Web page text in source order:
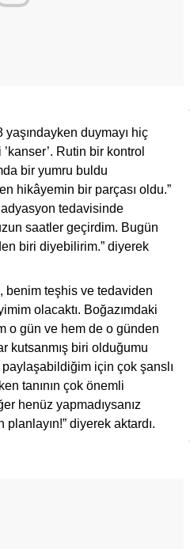
yaşındayken duymayı hiç
Rutin bir kontrol
bir yumru buldu
hikâyemin bir parçası oldu.”
tedavisinde
saatler geçirdim. Bugün
biri diyebilirim.” diyerek
benim teşhis ve tedaviden
olacaktı. Boğazımdaki
o gün ve hem de o günden
kutsanmış biri olduğumu
paylaşabildiğim için çok şanslı
tanının çok önemli
henüz yapmadıysanız
diyerek aktardı.